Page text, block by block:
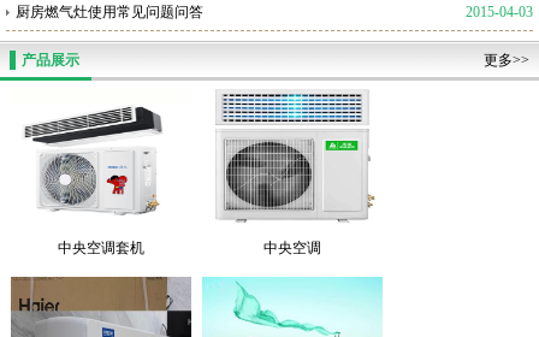
2015-04-03
厨房燃气灶使用常见问题问答
产品展示 更多>>
中央空调套机 中央空调